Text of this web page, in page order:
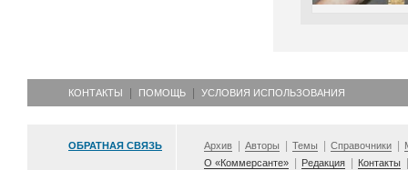
КОНТАКТЫ ПОМОЩЬ УСЛОВИЯ ИСПОЛЬЗОВАНИЯ
ОБРАТНАЯ СВЯЗЬ Архив Авторы Темы Справочники
О «Коммерсанте»
Редакция Контакты